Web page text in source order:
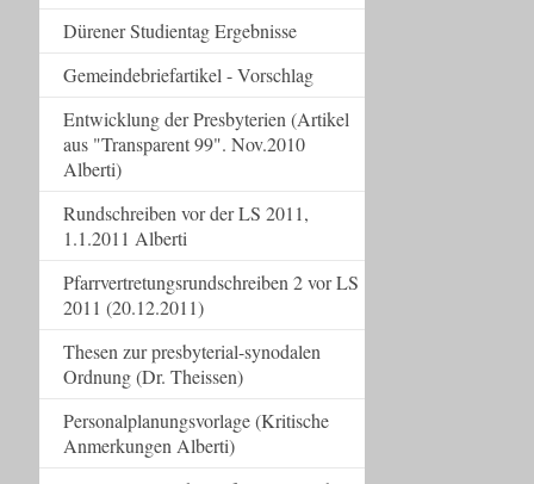
Dürener Studientag Ergebnisse
Gemeindebriefartikel - Vorschlag
Entwicklung der Presbyterien (Artikel
aus "Transparent 99". Nov.2010
Alberti)
Rundschreiben vor der LS 2011,
1.1.2011 Alberti
Pfarrvertretungsrundschreiben 2 vor LS
2011 (20.12.2011)
Thesen zur presbyterial-synodalen
Ordnung (Dr. Theissen)
Personalplanungsvorlage (Kritische
Anmerkungen Alberti)